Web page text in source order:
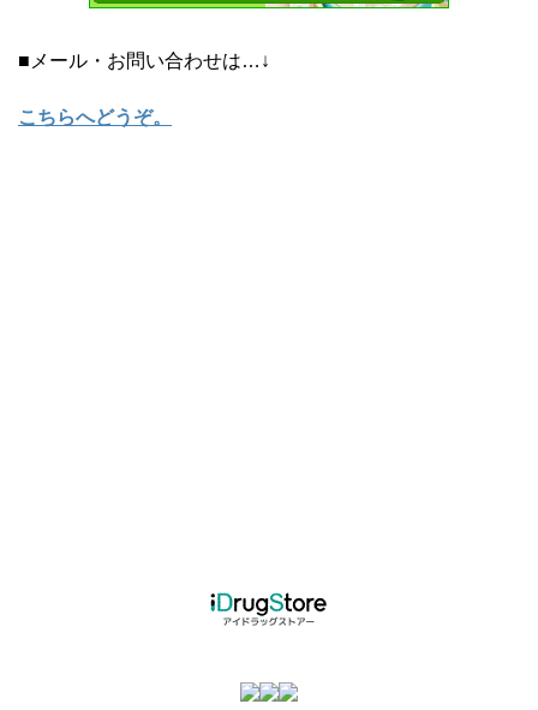
■メール・お問い合わせは…↓
こちらへどうぞ。